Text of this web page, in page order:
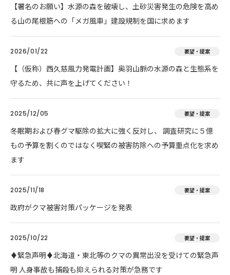
【署名のお願い】水源の森を破壊し、土砂災害発生の危険を高め
る山の尾根筋への「メガ風車」建設規制を国に求めます
2026/01/22 要望・提案
【（仮称）西久慈風力発電計画】奥羽山脈の水源の森と生態系を
守るため、共に声を上げてください！
2025/12/05 要望・提案
冬眠期および春グマ駆除の拡大に強く反対し、 調査研究に５億
もの予算を割くのではなく喫緊の被害防除への予算重点化を求め
ます
2025/11/18 要望・提案
政府がクマ被害対策パッケージを発表
2025/10/22 要望・提案
♦️緊急声明♦️北海道・東北等のクマの異常出没を受けての緊急声
明 人身事故も捕殺も抑えられる対策が急務です